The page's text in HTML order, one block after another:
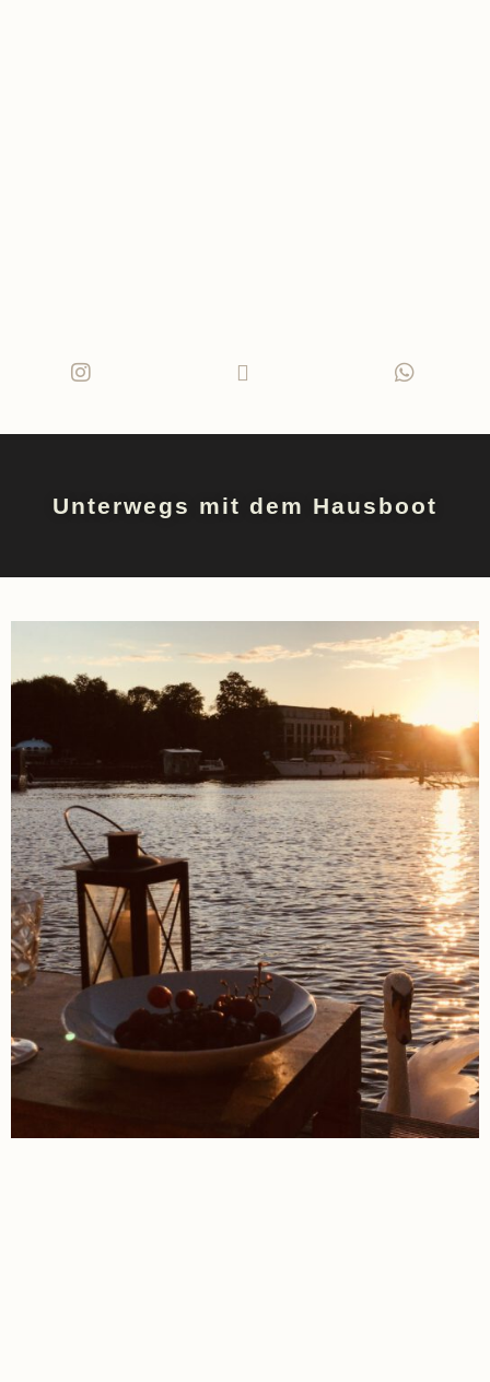
Unterwegs mit dem Hausboot